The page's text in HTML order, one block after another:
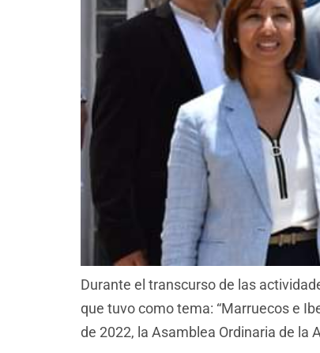
Durante el transcurso de las
que tuvo como tema: “Marruecos e
de 2022, la Asamblea Ordinaria de la